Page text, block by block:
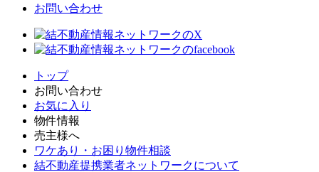
お問い合わせ
トップ
お問い合わせ
お気に入り
物件情報
売主様へ
ワケあり・お困り物件相談
結不動産提携業者ネットワークについて